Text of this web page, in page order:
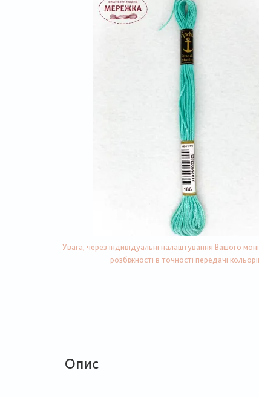
Увага, через індивідуальні налаштування Вашого
розбіжності в точності передачі
Опис